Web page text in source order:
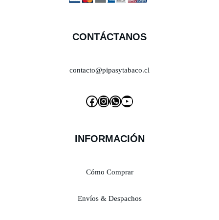
CONTÁCTANOS
contacto@pipasytabaco.cl
INFORMACIÓN
Cómo Comprar
Envíos & Despachos